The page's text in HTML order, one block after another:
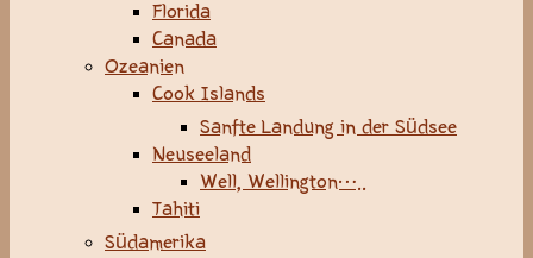
Florida
Canada
Ozeanien
Cook Islands
Sanfte Landung in der Südsee
Neuseeland
Well, Wellington…..
Tahiti
Südamerika